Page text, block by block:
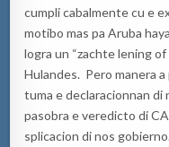
cumpli cabalmente cu e
motibo mas pa Aruba
logra un “zachte lening
Hulandes. Pero manera
tuma e declaracionnan di
pasobra e veredicto di
splicacion di nos